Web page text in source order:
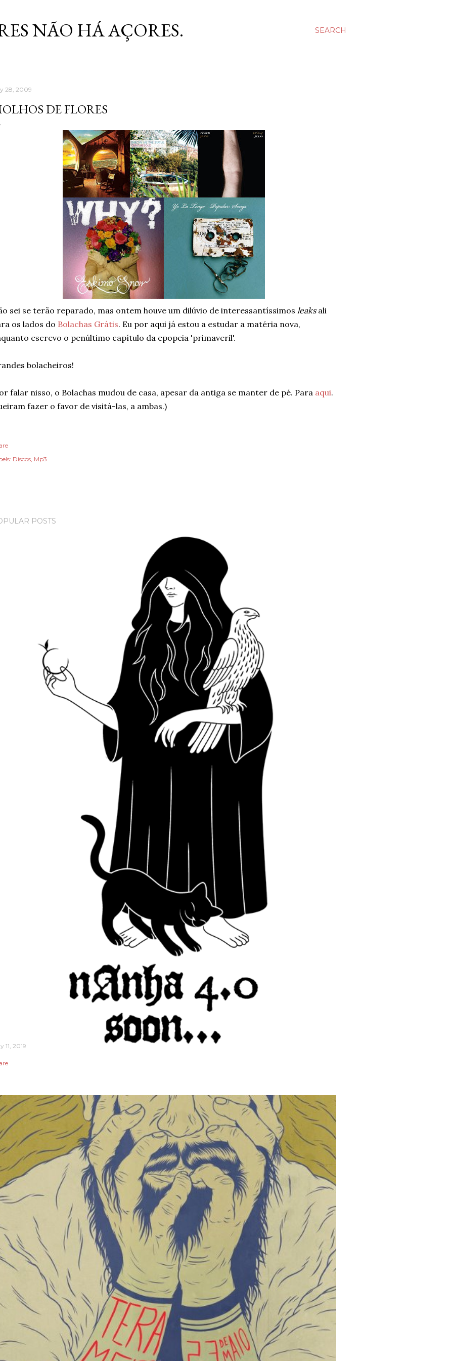
SEARCH
NÃO HÁ AÇORES.
28, 2009
DE FLORES
sei se terão reparado, mas ontem houve um dilúvio de interessantíssimos leaksali
os lados do Bolachas Grátis. Eu por aqui já estou a estudar a matéria nova,
escrevo o penúltimo capítulo da epopeia 'primaveril'.
bolacheiros!
falar nisso, o Bolachas mudou de casa, apesar da antiga se manter de pé. Para aqui.
fazer o favor de visitá-las, a ambas.)
Discos Mp3
POSTS
11, 2019